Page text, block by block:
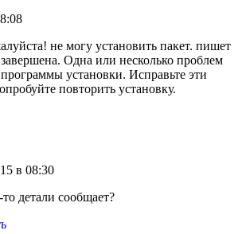
не могу установить пакет. пишет
Одна или несколько проблем
установки. Исправьте эти
повторить установку.
в 08:30
детали сообщает?